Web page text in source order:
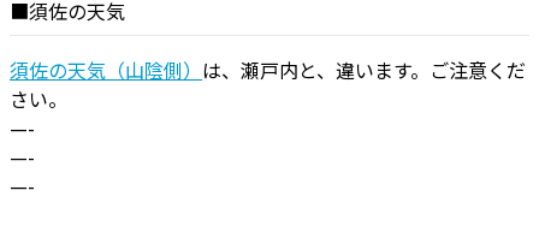
■須佐の天気
須佐の天気（山陰側） は、瀬戸内と、違います。ご注意くだ
さい。
—-
—-
—-